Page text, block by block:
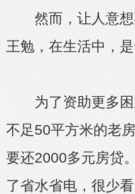
然而，让人意
王勉，在生活中，
为了资助更多困
不足50平方米的老
要还2000多元房贷
了省水省电，很少